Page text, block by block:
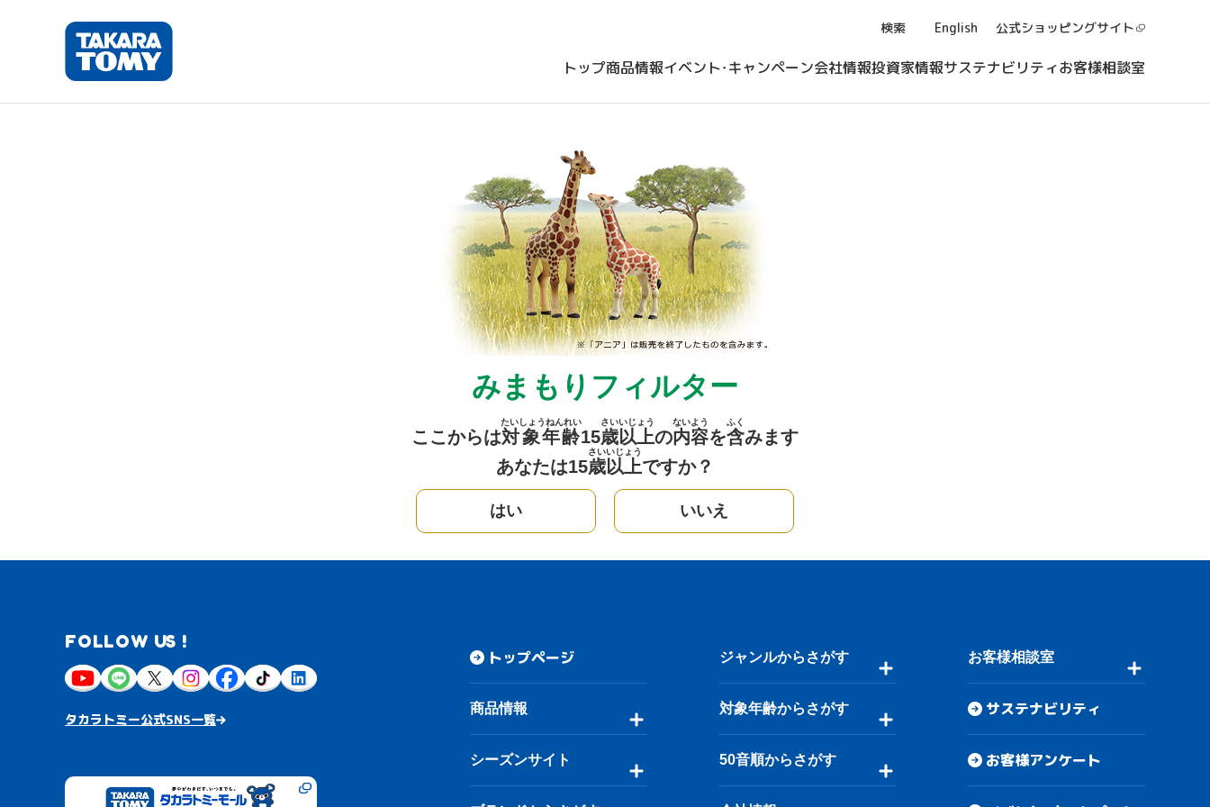
検索 English 公式ショッピングサイト
トップ商品情報イベント・キャンペーン会社情報投資家情報サステナビリティお客様相談室
みまもりフィルター
ここからは対象年齢
たいしょうねんれい
15歳
さい
以上
いじょう
の内容
ないよう
を含
ふく
みます
あなたは15歳
さい
以上
いじょう
ですか？
はい いいえ
FOLLOW US !
タカラトミー公式SNS一覧
トップページ
商品情報
シーズンサイト
ジャンルからさがす
対象年齢からさがす
50音順からさがす
お客様相談室
サステナビリティ
お客様アンケート